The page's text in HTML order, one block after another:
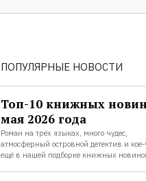
ПОПУЛЯРНЫЕ НОВОСТИ
Топ-10 книжных
мая 2026 года
Роман на трёх языках, много чудес,
атмосферный островной детектив и кое-
ещё в нашей подборке книжных